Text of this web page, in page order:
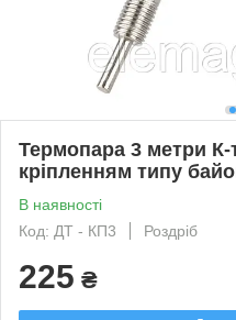
Термопара 3 метри К-
кріпленням типу
В наявності
Код: ДТ - КП3
Роздріб
225 ₴